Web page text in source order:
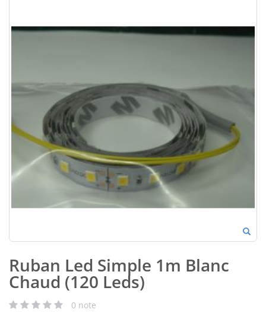
Ruban Led Simple 1m Blanc
Chaud (120 Leds)
0 note